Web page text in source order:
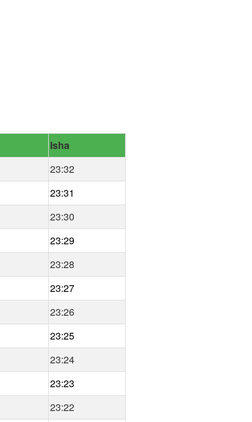
Isha
23:32
23:31
23:30
23:29
23:28
23:27
23:26
23:25
23:24
23:23
23:22